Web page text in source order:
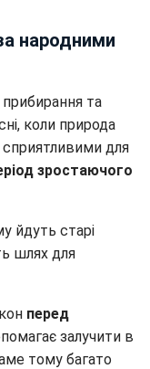
народними
та
коли природа
для
зростаючого
йдуть старі
шлях для
перед
залучити в
тому багато